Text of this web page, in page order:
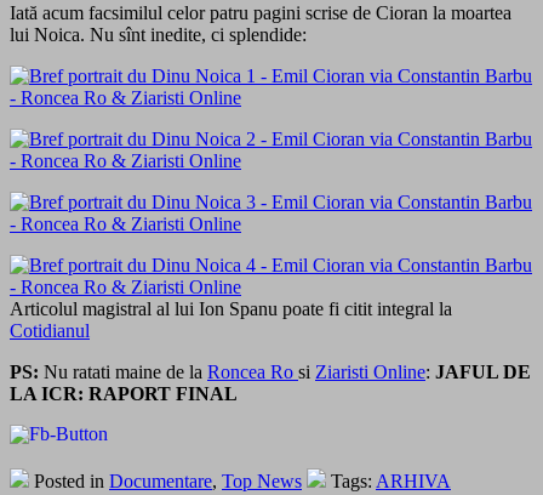
Iată acum facsimilul celor patru pagini scrise de Cioran la moartea
lui Noica. Nu sînt inedite, ci splendide:
Articolul magistral al lui Ion Spanu poate fi citit integral la
Cotidianul
PS: Nu ratati maine de la Roncea Ro si Ziaristi Online: JAFUL DE
LA ICR: RAPORT FINAL
Posted in Documentare, Top News Tags: ARHIVA